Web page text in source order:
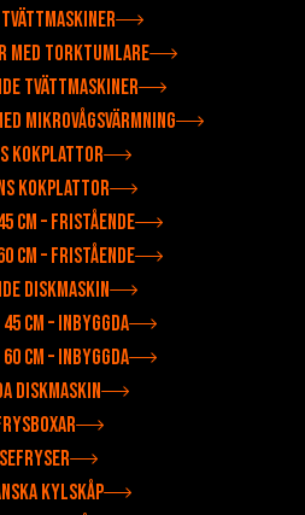
tvättmaskiner
med torktumlare
tvättmaskiner
mikrovågsvärmning
kokplattor
kokplattor
cm – fristående
cm – fristående
diskmaskin
cm – inbyggda
cm – inbyggda
diskmaskin
kylskåp